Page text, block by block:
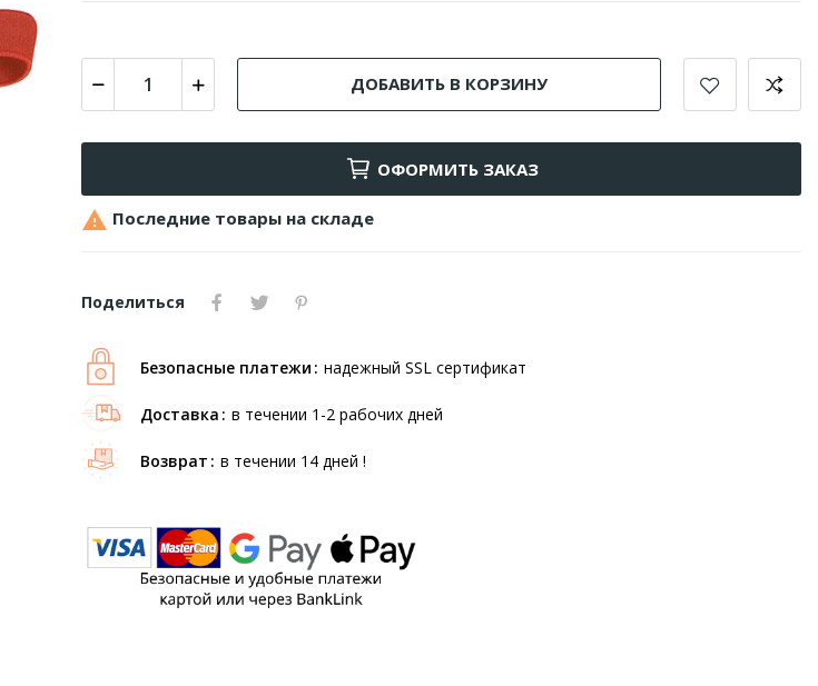
ДОБАВИТЬ В КОРЗИНУ
ОФОРМИТЬ ЗАКАЗ
 Последние товары на складе
Поделиться
Безопасные платежи надежный SSL сертификат
Доставка в течении 1-2 рабочих дней
Возврат в течении 14 дней !